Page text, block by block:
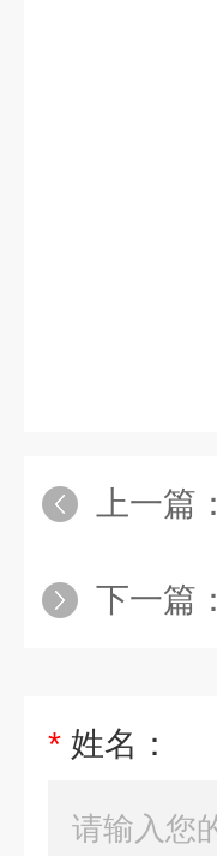
上一篇：
下一篇：
* 姓名：